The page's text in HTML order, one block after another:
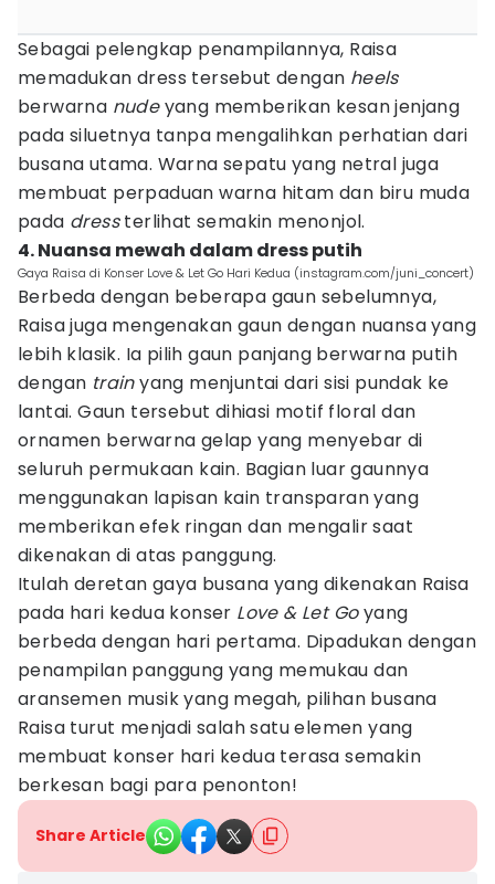
Sebagai pelengkap penampilannya, Raisa
memadukan dress tersebut dengan heels
berwarna nudeyang memberikan kesan jenjang
pada siluetnya tanpa mengalihkan perhatian dari
busana utama. Warna sepatu yang netral juga
membuat perpaduan warna hitam dan biru muda
pada dressterlihat semakin menonjol.
4. Nuansa mewah dalam dress putih
Gaya Raisa di Konser Love & Let Go Hari Kedua (instagram.com/juni_concert)
Berbeda dengan beberapa gaun sebelumnya,
Raisa juga mengenakan gaun dengan nuansa yang
lebih klasik. Ia pilih gaun panjang berwarna putih
dengan trainyang menjuntai dari sisi pundak ke
lantai. Gaun tersebut dihiasi motif floral dan
ornamen berwarna gelap yang menyebar di
seluruh permukaan kain. Bagian luar gaunnya
menggunakan lapisan kain transparan yang
memberikan efek ringan dan mengalir saat
dikenakan di atas panggung.
Itulah deretan gaya busana yang dikenakan Raisa
pada hari kedua konser Love & Let Goyang
berbeda dengan hari pertama. Dipadukan dengan
penampilan panggung yang memukau dan
aransemen musik yang megah, pilihan busana
Raisa turut menjadi salah satu elemen yang
membuat konser hari kedua terasa semakin
berkesan bagi para penonton!
Share Article